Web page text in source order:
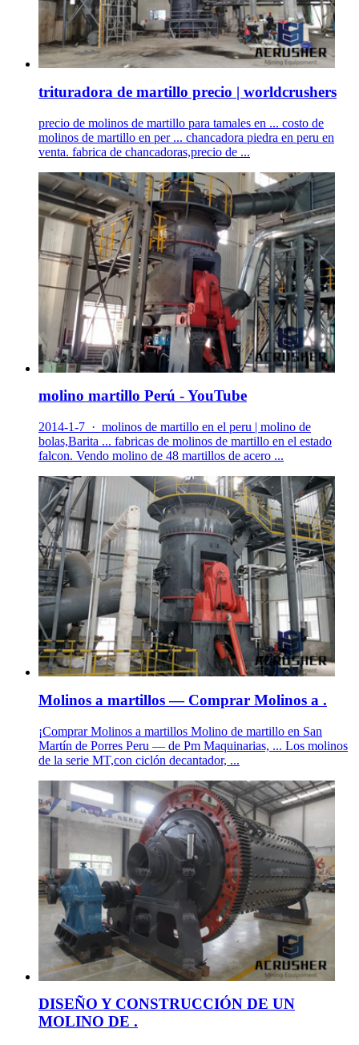
trituradora de martillo precio | worldcrushers
precio de molinos de martillo para tamales en ... costo de
molinos de martillo en per ... chancadora piedra en peru en
venta. fabrica de chancadoras,precio de ...
molino martillo Perú - YouTube
2014-1-7 · molinos de martillo en el peru | molino de
bolas,Barita ... fabricas de molinos de martillo en el estado
falcon. Vendo molino de 48 martillos de acero ...
Molinos a martillos — Comprar Molinos a .
¡Comprar Molinos a martillos Molino de martillo en San
Martín de Porres Peru — de Pm Maquinarias, ... Los molinos
de la serie MT,con ciclón decantador, ...
DISEÑO Y CONSTRUCCIÓN DE UN
MOLINO DE .